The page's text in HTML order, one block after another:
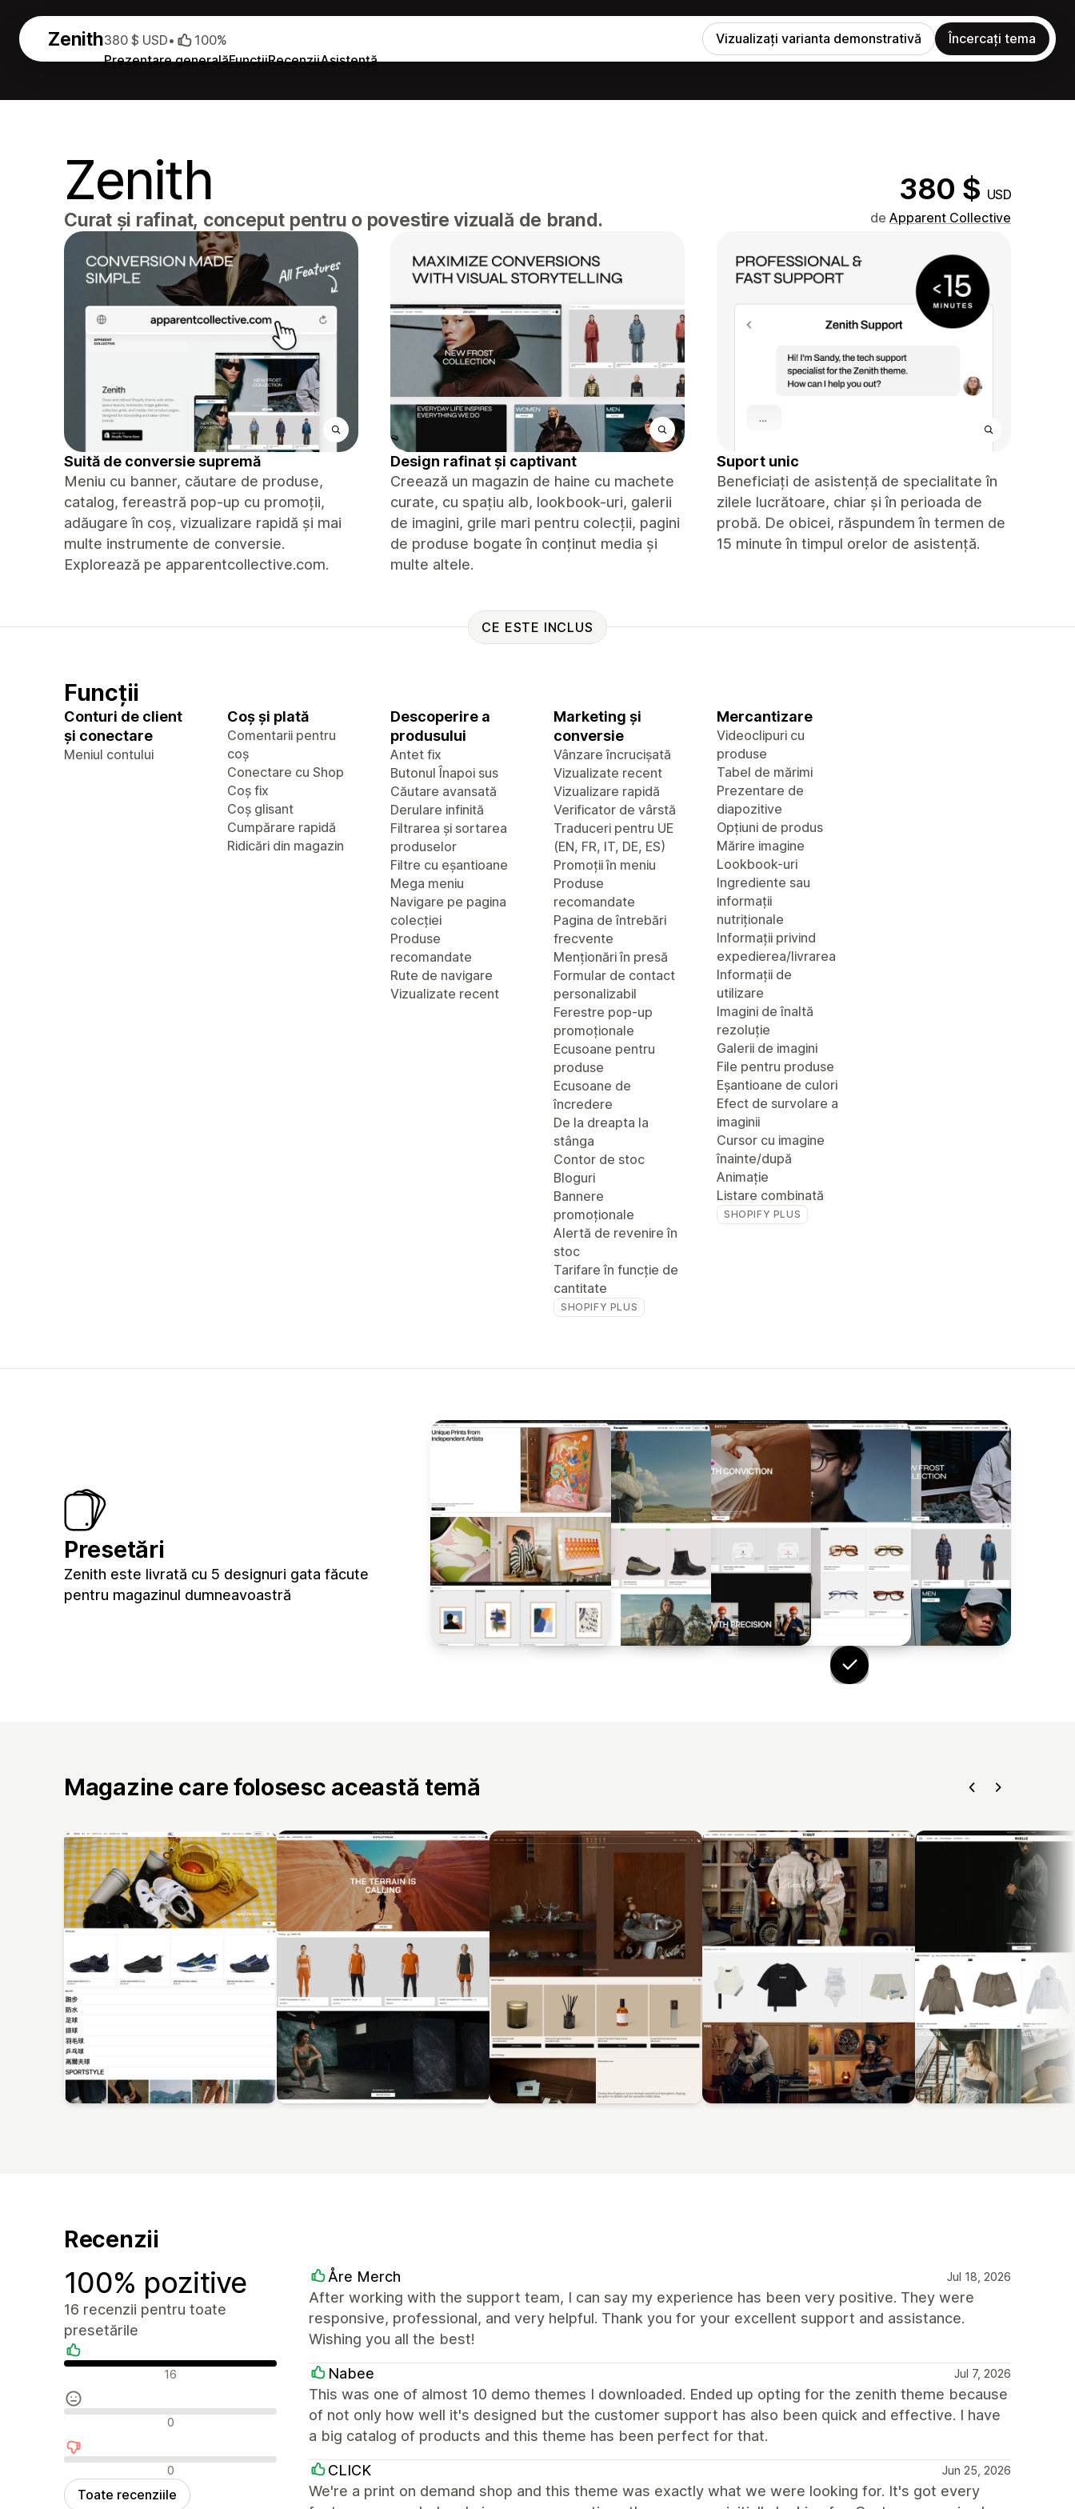
Zenith
Prezentare generalăFuncțiiRecenziiAsistență
380 $ USD• 100% Vizualizați varianta demonstrativă Încercați tema
Zenith 380 $ USD
Curat și rafinat, conceput pentru o povestire vizuală de brand. de Apparent Collective
Suită de conversie supremă
Meniu cu banner, căutare de produse,
catalog, fereastră pop-up cu promoții,
adăugare în coș, vizualizare rapidă și mai
multe instrumente de conversie.
Explorează pe apparentcollective.com.
Design rafinat și captivant
Creează un magazin de haine cu machete
curate, cu spațiu alb, lookbook-uri, galerii
de imagini, grile mari pentru colecții, pagini
de produse bogate în conținut media și
multe altele.
Suport unic
Beneficiați de asistență de specialitate în
zilele lucrătoare, chiar și în perioada de
probă. De obicei, răspundem în termen de
15 minute în timpul orelor de asistență.
CE ESTE INCLUS
Funcții
Conturi de client
și conectare
Meniul contului
Coș și plată
Comentarii pentru
coș
Conectare cu Shop
Coș fix
Coș glisant
Cumpărare rapidă
Ridicări din magazin
Descoperire a
produsului
Antet fix
Butonul Înapoi sus
Căutare avansată
Derulare infinită
Filtrarea și sortarea
produselor
Filtre cu eșantioane
Mega meniu
Navigare pe pagina
colecției
Produse
recomandate
Rute de navigare
Vizualizate recent
Marketing și
conversie
Vânzare încrucișată
Vizualizate recent
Vizualizare rapidă
Verificator de vârstă
Traduceri pentru UE
(EN, FR, IT, DE, ES)
Promoții în meniu
Produse
recomandate
Pagina de întrebări
frecvente
Menționări în presă
Formular de contact
personalizabil
Ferestre pop-up
promoționale
Ecusoane pentru
produse
Ecusoane de
încredere
De la dreapta la
stânga
Contor de stoc
Bloguri
Bannere
promoționale
Alertă de revenire în
stoc
Tarifare în funcție de
cantitate
SHOPIFY PLUS
Mercantizare
Videoclipuri cu
produse
Tabel de mărimi
Prezentare de
diapozitive
Opțiuni de produs
Mărire imagine
Lookbook-uri
Ingrediente sau
informații
nutriționale
Informații privind
expedierea/livrarea
Informații de
utilizare
Imagini de înaltă
rezoluție
Galerii de imagini
File pentru produse
Eșantioane de culori
Efect de survolare a
imaginii
Cursor cu imagine
înainte/după
Animație
Listare combinată
SHOPIFY PLUS
Presetări
Zenith este livrată cu 5 designuri gata făcute
pentru magazinul dumneavoastră
Magazine care folosesc această temă
Recenzii
100% pozitive
16 recenzii pentru toate
presetările
Recenzii pozitive16
Recenzii neutre 0
Recenzii negative0
Toate recenziile
Åre Merch Jul 18, 2026
After working with the support team, I can say my experience has been very positive. They were
responsive, professional, and very helpful. Thank you for your excellent support and assistance.
Wishing you all the best!
Nabee Jul 7, 2026
This was one of almost 10 demo themes I downloaded. Ended up opting for the zenith theme because
of not only how well it's designed but the customer support has also been quick and effective. I have
a big catalog of products and this theme has been perfect for that.
CLICK Jun 25, 2026
We're a print on demand shop and this theme was exactly what we were looking for. It's got every